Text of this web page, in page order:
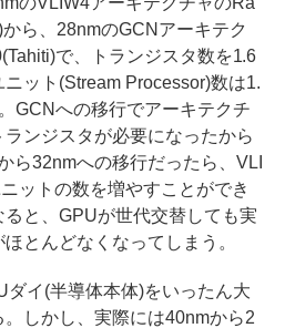
ら、28nmのGCNアーキテク
で、トランジスタ数を1.6
ット(Stream Processor)数は1.
GCNへの移行でアーキテクチ
ンジスタが必要になったから
ら32nmへの移行だったら、VLI
ットの数を増やすことができ
と、GPUが世代交替しても実
とんどなくなってしまう。
イ(半導体本体)をいったん大
しかし、実際には40nmから2